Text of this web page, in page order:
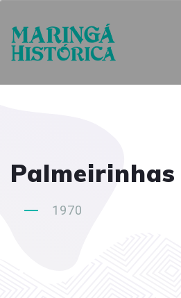
1970